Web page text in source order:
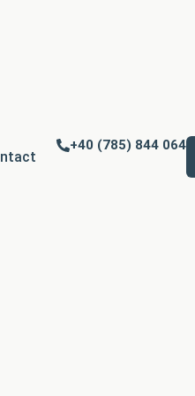
+40 (785) 844 064